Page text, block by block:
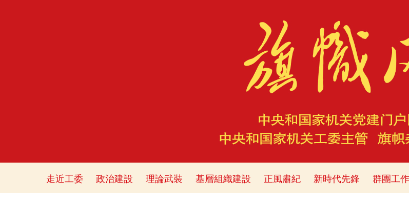
走近工委 政治建設 理論武裝 基層組織建設 正風肅紀 新時代先鋒 群團工作